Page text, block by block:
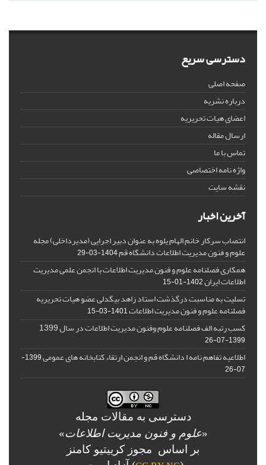
دسترسی سریع
صفحه اصلی
درباره نشریه
اعضای هیات تحریریه
ارسال مقاله
تماس با ما
واژه نامه اختصاصی
نقشه سایت
آخرین اخبار
انتصاب سرکار خانم الهام یلوه به عنوان دبیر اجرایی (مدیرداخلی) مجله
علوم و فنون مدیریت اطلاعات دانشگاه قم1404-03-29
همکاری فصلنامه علوم و فنون مدیریت اطلاعات با انجمن علمی مدیریت
اطلاعات ایران1402-01-15
تسلیت به مناسبت درگذشت استاد زاهد بیگدلی عضو هیات تحریریه
فصلنامه علوم و فنون مدیریت اطلاعات1401-03-15
کسب رتبه الف فصلنامه علوم وفنون مدیریت اطلاعات در سال 1399
1399-07-26
اطلاعیه تفاهم نامه ا دانشگاه قم و انجمن ارتقاء کتابخانه های عمومی
1399-
07-26
دسترسی به مقالات مجله
«علوم و فنون مدیریت اطلاعات»
بر اساس مجوز کرییتیو کامنز